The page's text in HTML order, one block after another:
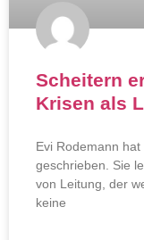
Scheitern
Krisen als
Evi Rodemann
geschrieben. Sie
von Leitung, der
keine